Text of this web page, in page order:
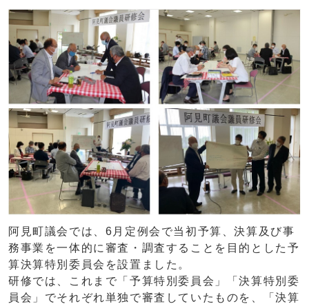
阿見町議会では、6月定例会で当初予算、決算及び事
務事業を一体的に審査・調査することを目的とした予
算決算特別委員会を設置ました。
研修では、これまで「予算特別委員会」「決算特別委
員会」でそれぞれ単独で審査していたものを、「決算